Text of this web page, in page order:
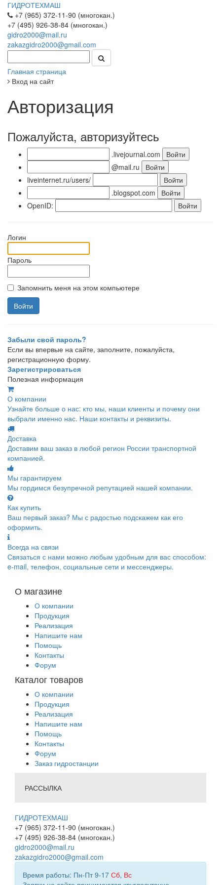
ГИДРОТЕХМАШ
+7 (965) 372-11-90 (многокан.)
+7 (495) 926-38-84 (многокан.)
gidro2000@mail.ru
zakazgidro2000@gmail.com
Главная страница
Вход на сайт
Авторизация
Пожалуйста, авторизуйтесь
.livejournal.com
@mail.ru
liveinternet.ru/users/
.blogspot.com
OpenID:
Логин
Пароль
Запомнить меня на этом компьютере
Забыли свой пароль?
Если вы впервые на сайте, заполните, пожалуйста,
регистрационную форму.
Зарегистрироваться
Полезная информация
О компании
Узнайте больше о нас: кто мы, наши клиенты и почему они
выбрали именно нас. Наши контакты и реквизиты.
Доставка
Доставим ваш заказ в любой регион России транспортной
компанией.
Мы гарантируем
Мы гордимся безупречной репутацией нашей компании.
Как купить
Ваш первый заказ? Мы с радостью подскажем как его
оформить.
Всегда на связи
Связаться с нами можно любым удобным для вас способом:
e-mail, телефон, социальные сети и мессенджеры.
О магазине
О компании
Продукция
Реализация
Напишите нам
Помощь
Контакты
Форум
Каталог товаров
О компании
Продукция
Реализация
Напишите нам
Помощь
Контакты
Форум
Заказ гидростанции
РАССЫЛКА
ГИДРОТЕХМАШ
+7 (965) 372-11-90 (многокан.)
+7 (495) 926-38-84 (многокан.)
gidro2000@mail.ru
zakazgidro2000@gmail.com
Время работы: Пн-Пт 9-17 Сб, Вс